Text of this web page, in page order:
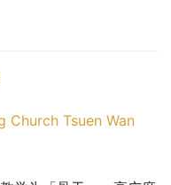
Church Tsuen Wan